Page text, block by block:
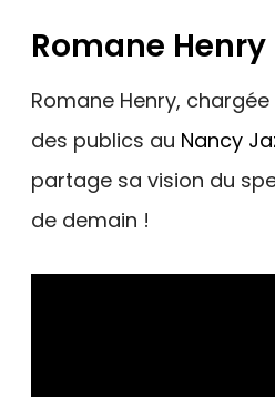
Romane Henry
Romane Henry,
des publics au Nancy
partage sa vision du
de demain !